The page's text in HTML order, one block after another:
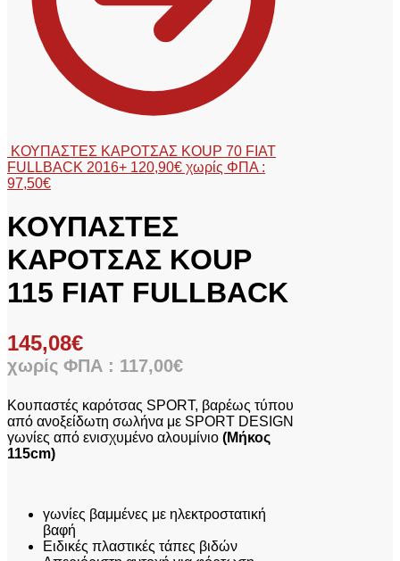
ΚΟΥΠΑΣΤΕΣ ΚΑΡΟΤΣΑΣ KOUP 70 FIAT
FULLBACK 2016+ 120,90€ χωρίς ΦΠΑ :
97,50€
ΚΟΥΠΑΣΤΕΣ
ΚΑΡΟΤΣΑΣ KOUP
115 FIAT FULLBACK
145,08€
χωρίς ΦΠΑ : 117,00€
Kουπαστές καρότσας SPORT, βαρέως τύπου
από ανοξείδωτη σωλήνα με SPORT DESIGN
γωνίες από ενισχυμένο αλουμίνιο (Μήκος
115cm)
γωνίες βαμμένες με ηλεκτροστατική
βαφή
Ειδικές πλαστικές τάπες βιδών